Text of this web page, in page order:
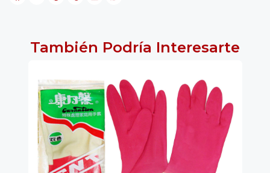
También Podría Interesarte